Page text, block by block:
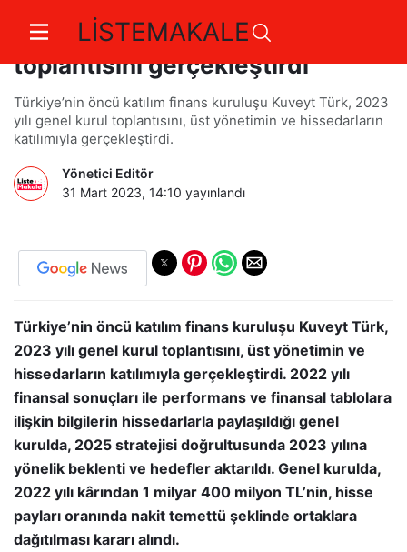
LİSTEMAKALE
Kuveyt Türk 2023 yılı genel kurul
toplantısını gerçekleştirdi
Türkiye’nin öncü katılım finans kuruluşu Kuveyt Türk, 2023
yılı genel kurul toplantısını, üst yönetimin ve hissedarların
katılımıyla gerçekleştirdi.
Yönetici Editör
31 Mart 2023, 14:10 yayınlandı
Türkiye’nin öncü katılım finans kuruluşu Kuveyt Türk,
2023 yılı genel kurul toplantısını, üst yönetimin ve
hissedarların katılımıyla gerçekleştirdi. 2022 yılı
finansal sonuçları ile performans ve finansal tablolara
ilişkin bilgilerin hissedarlarla paylaşıldığı genel
kurulda, 2025 stratejisi doğrultusunda 2023 yılına
yönelik beklenti ve hedefler aktarıldı. Genel kurulda,
2022 yılı kârından 1 milyar 400 milyon TL’nin, hisse
payları oranında nakit temettü şeklinde ortaklara
dağıtılması kararı alındı.